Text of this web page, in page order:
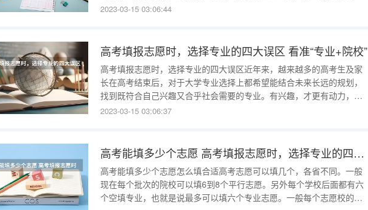
生未来人生发展有着非常重要的关系。下面是小编给大家带来的2022高
2023-03-15 03:06:44
高考填报志愿时，选择专业的四大误区 看准“专业+院校”
高考填报志愿时，选择专业的四大误区近年来，越来越多的高考生及家
长在高考结束后，对于大学专业选择上都希望能结合未来长远的规划，
找到既符合自己兴趣又合乎社会需要的专业。有兴趣，才更有动力，在
日后的学习和工作中才能更得心应手。因此，对于考生来说，大学专业
乏了解，带有盲目性和从众
2023-03-15 03:06:37
高考能填多少个志愿 高考填报志愿时，选择专业的四大误区
高考能填多少个志愿怎么填合适高考志愿可以填几个，各省不同。一般
现在每个批次的院校可以填6到8个平行志愿。另外每个学校后面都有六
个空填专业，也就是说最多可以填六个专业志愿。一般每个志愿校的第